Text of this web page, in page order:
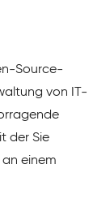
Source-
von IT-
der Sie
einem